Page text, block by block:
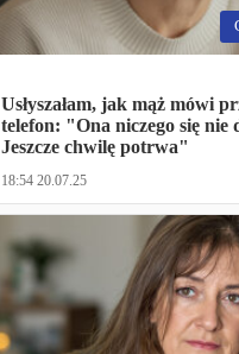
Usłyszałam, jak mąż mówi
telefon: "Ona niczego się nie
Jeszcze chwilę potrwa"
18:54 20.07.25